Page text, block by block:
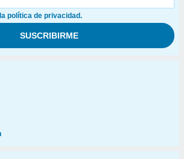
política de privacidad.